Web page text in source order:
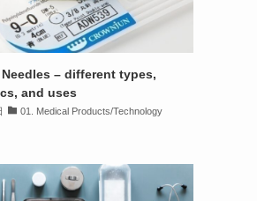
– different types,
and uses
01. Medical Products/Technology